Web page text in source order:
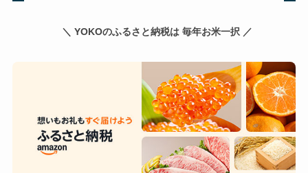
＼ YOKOのふるさと納税は 毎年お米一択 ／